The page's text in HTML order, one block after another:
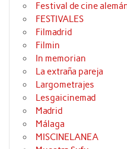
Festival de cine
FESTIVALES
Filmadrid
Filmin
In memorian
La extraña pareja
Largometrajes
Lesgaicinemad
Madrid
Málaga
MISCINELANEA